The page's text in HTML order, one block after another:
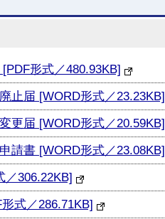
形式／480.93KB]
止届 [WORD形式／23.23KB]
更届 [WORD形式／20.59KB]
請書 [WORD形式／23.08KB]
／306.22KB]
式／286.71KB]